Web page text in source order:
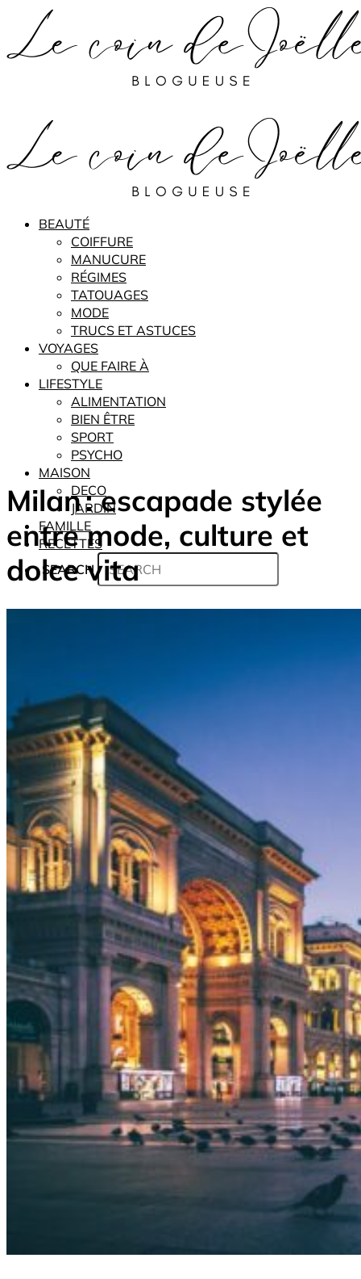
BEAUTÉ
COIFFURE
MANUCURE
RÉGIMES
TATOUAGES
MODE
TRUCS ET ASTUCES
VOYAGES
QUE FAIRE À
LIFESTYLE
ALIMENTATION
BIEN ÊTRE
SPORT
PSYCHO
MAISON
DECO
JARDIN
FAMILLE
RECETTES
SEARCH
Milan : escapade stylée
entre mode, culture et
dolce vita